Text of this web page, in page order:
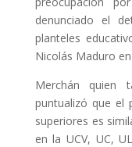
denunciado el
planteles
Nicolás Maduro
Merchán quien
puntualizó que el
superiores es
en la UCV, UC,